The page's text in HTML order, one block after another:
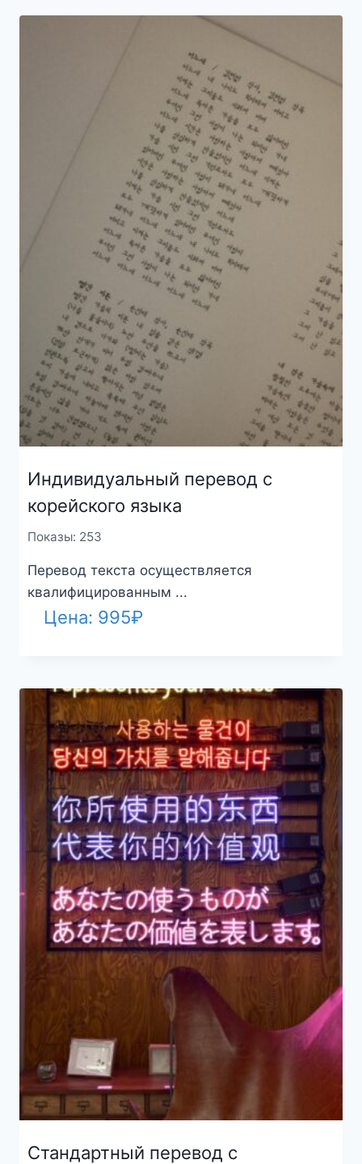
Индивидуальный перевод с
корейского языка
Показы: 253
Перевод текста осуществляется
квалифицированным ...
Цена: 995₽
Стандартный перевод с